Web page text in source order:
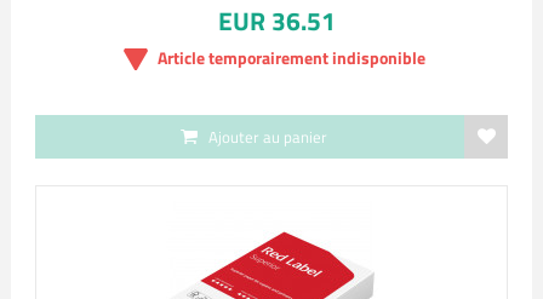
EUR 36.51
Article temporairement indisponible
Ajouter au panier